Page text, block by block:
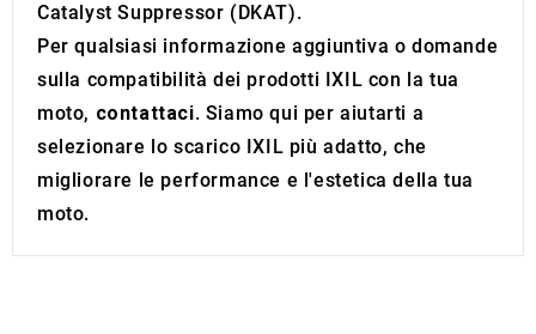
Catalyst Suppressor (DKAT).
Per qualsiasi informazione aggiuntiva o domande
sulla compatibilità dei prodotti IXIL con la tua
moto, contattaci. Siamo qui per aiutarti a
selezionare lo scarico IXIL più adatto, che
migliorare le performance e l'estetica della tua
moto.